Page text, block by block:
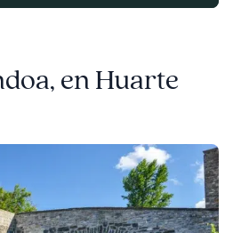
en Huarte